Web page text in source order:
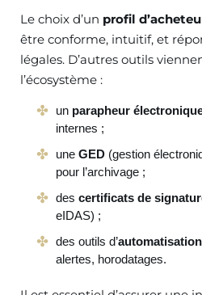
Le choix d’un profil
être conforme, intuitif, et
légales. D’autres outils
l’écosystème :
un parapheur
internes ;
une GED (gestion
pour l’archivage ;
des certificats de
eIDAS) ;
des outils d’automatisation
alertes, horodatages.